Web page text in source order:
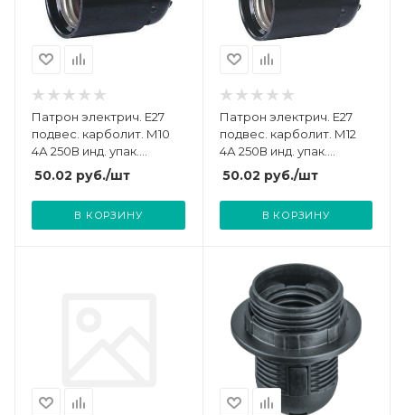
Патрон электрич. E27
подвес. карболит. М10
4А 250В инд. упак.
UNIVersal 5560723
50.02 руб./шт
В КОРЗИНУ
Патрон электрич. E27
подвес. карболит. М12
4А 250В инд. упак.
UNIVersal 5560725
50.02 руб./шт
В КОРЗИНУ